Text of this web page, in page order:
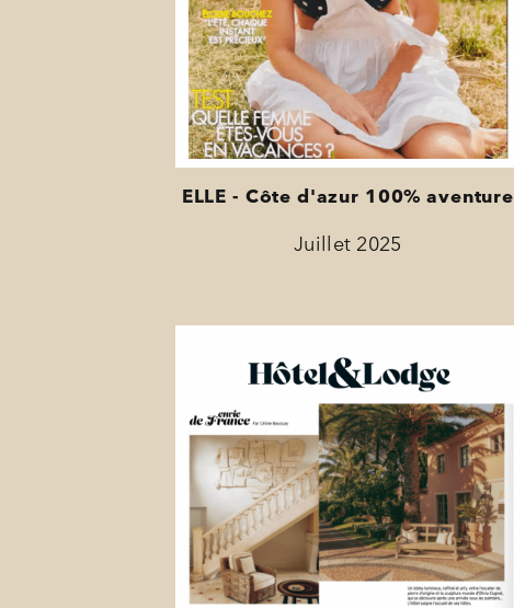
ELLE - Côte d'azur 100% aventure
Juillet 2025